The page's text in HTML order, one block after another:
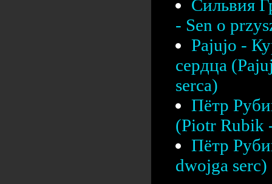
Сильвия
- Sen o
Pajujo -
сердца
serca)
Пётр
(Piotr Rubik
Пётр
dwojga serc)